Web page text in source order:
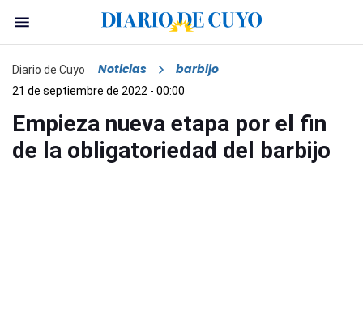
Diario de Cuyo Noticias barbijo
21 de septiembre de 2022 - 00:00
Empieza nueva etapa por el fin
de la obligatoriedad del barbijo